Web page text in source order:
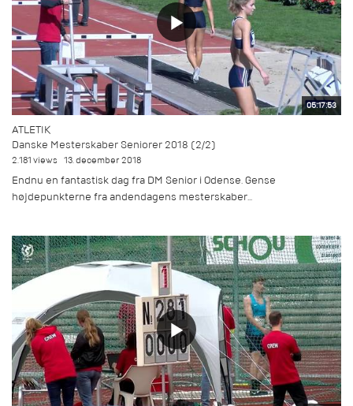
05:17:53
ATLETIK
Danske Mesterskaber Seniorer 2018 (2/2)
2.181 views 13. december 2018
Endnu en fantastisk dag fra DM Senior i Odense. Gense
højdepunkterne fra andendagens mesterskaber...